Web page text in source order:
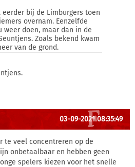
eerder bij de Limburgers toen
overnam. Eenzelfde
weer doen, maar dan in de
Zoals bekend kwam
van de grond.
03-09-2021 08:35:49
te veel concentreren op de
onbetaalbaar en hebben geen
spelers kiezen voor het snelle